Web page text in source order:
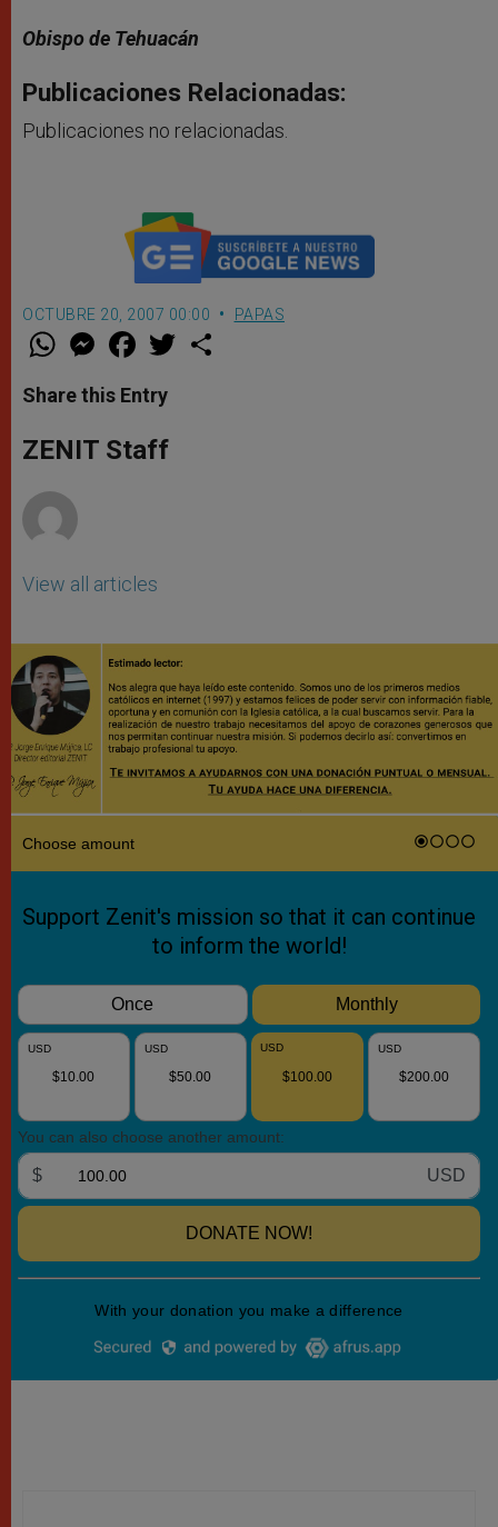
Obispo de Tehuacán
Publicaciones Relacionadas:
Publicaciones no relacionadas.
OCTUBRE 20, 2007 00:00 PAPAS
W
t
s
p
p
M
e
s
e
g
e
F
a
e
b
o
k
w
Share this Entry
ZENIT Staff
View all articles